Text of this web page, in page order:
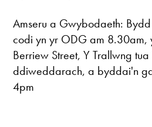
Amseru a Gwybodaeth:
codi yn yr ODG am 8.30am,
Berriew Street, Y Trallwng
ddiweddarach, a byddai'n
4pm